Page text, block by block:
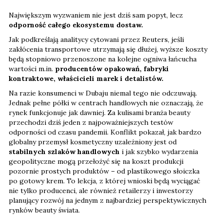
Największym wyzwaniem nie jest dziś sam popyt, lecz
odporność całego ekosystemu dostaw.
Jak podkreślają analitycy cytowani przez Reuters, jeśli
zakłócenia transportowe utrzymają się dłużej, wyższe koszty
będą stopniowo przenoszone na kolejne ogniwa łańcucha
wartości m.in. producentów opakowań, fabryki
kontraktowe, właścicieli marek i detalistów.
Na razie konsumenci w Dubaju niemal tego nie odczuwają.
Jednak pełne półki w centrach handlowych nie oznaczają, że
rynek funkcjonuje jak dawniej. Za kulisami branża beauty
przechodzi dziś jeden z najpoważniejszych testów
odporności od czasu pandemii. Konflikt pokazał, jak bardzo
globalny przemysł kosmetyczny uzależniony jest od
stabilnych szlaków handlowych i jak szybko wydarzenia
geopolityczne mogą przełożyć się na koszt produkcji
pozornie prostych produktów – od plastikowego słoiczka
po gotowy krem. To lekcja, z której wnioski będą wyciągać
nie tylko producenci, ale również retailerzy i inwestorzy
planujący rozwój na jednym z najbardziej perspektywicznych
rynków beauty świata.